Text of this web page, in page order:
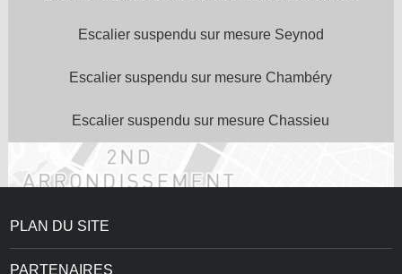
Escalier suspendu sur mesure Seynod
Escalier suspendu sur mesure Chambéry
Escalier suspendu sur mesure Chassieu
PLAN DU SITE
PARTENAIRES